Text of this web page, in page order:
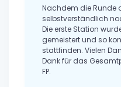
Nachdem die Runde
selbstverständlich
Die erste Station
gemeistert und so
stattfinden. Vielen
Dank für das
FP.